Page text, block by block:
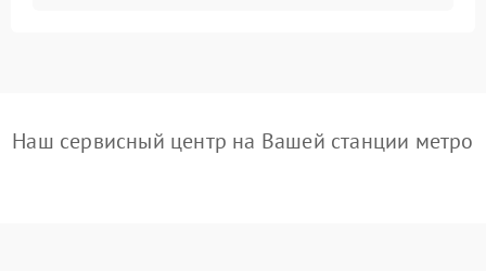
Наш сервисный центр на Вашей станции метро